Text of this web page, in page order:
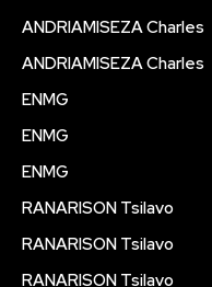
ANDRIAMISEZA Charles
ANDRIAMISEZA Charles
ENMG
ENMG
ENMG
RANARISON Tsilavo
RANARISON Tsilavo
RANARISON Tsilavo